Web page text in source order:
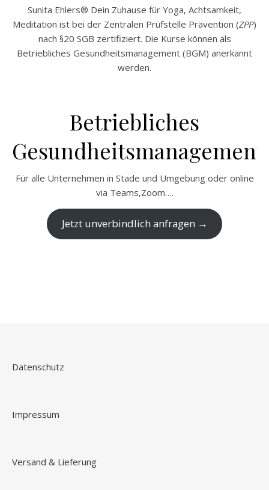
Sunita Ehlers® Dein Zuhause für Yoga, Achtsamkeit,
Meditation ist bei der Zentralen Prüfstelle Prävention (ZPP)
nach §20 SGB zertifiziert. Die Kurse können als
Betriebliches Gesundheitsmanagement (BGM) anerkannt
werden.
Betriebliches
Gesundheitsmanagement
Für alle Unternehmen in Stade und Umgebung oder online
via Teams,Zoom….
Jetzt unverbindlich anfragen →
Datenschutz
Impressum
Versand & Lieferung